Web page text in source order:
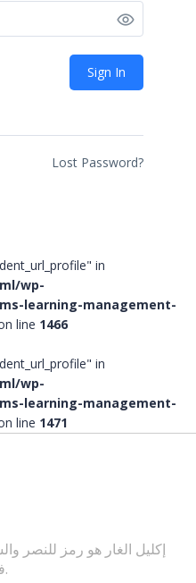
Sign In
Lost Password?
إكليل الغار هو رمز للنصر
فروع وأوراق غار الخليج المتشابكة.
in
wp-
learning-management-
line 1466
in
wp-
learning-management-
line 1471